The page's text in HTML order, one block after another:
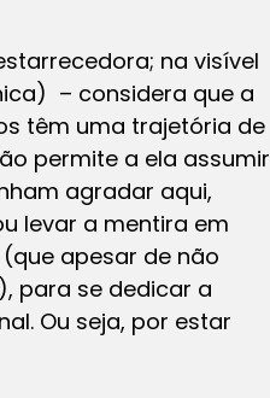
na visível
– considera que a
têm uma trajetória de
permite a ela assumir
agradar aqui,
levar a mentira em
apesar de não
para se dedicar a
Ou seja, por estar